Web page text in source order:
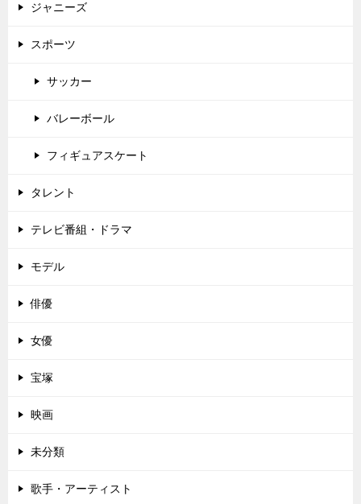
ジャニーズ
スポーツ
サッカー
バレーボール
フィギュアスケート
タレント
テレビ番組・ドラマ
モデル
俳優
女優
宝塚
映画
未分類
歌手・アーティスト